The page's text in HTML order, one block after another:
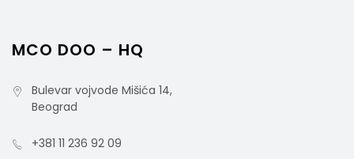
MCO DOO – HQ
Bulevar vojvode Mišića 14,
Beograd
+381 11 236 92 09